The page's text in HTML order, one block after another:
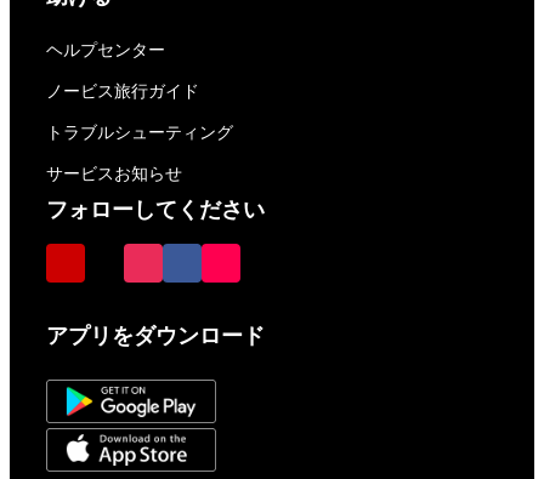
ヘルプセンター
ノービス旅行ガイド
トラブルシューティング
サービスお知らせ
フォローしてください
アプリをダウンロード